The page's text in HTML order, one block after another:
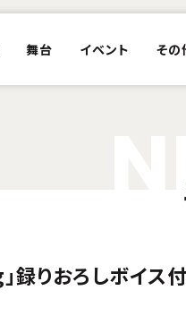
舞台 イベント その
りおろしボイス